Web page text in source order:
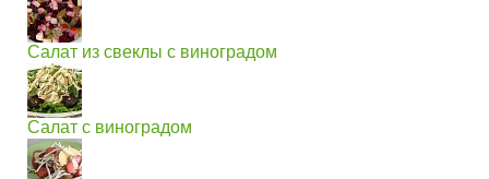
Салат из свеклы с виноградом
Салат с виноградом